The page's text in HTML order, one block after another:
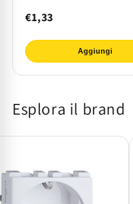
€1,33
Aggiungi
Esplora il brand